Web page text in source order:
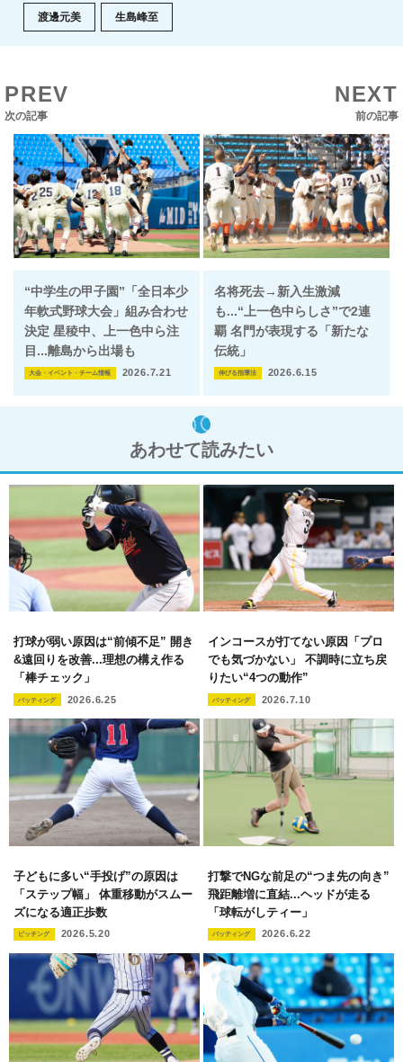
渡邊元美 生島峰至
PREV
次の記事
NEXT
前の記事
“中学生の甲子園”「全日本少
年軟式野球大会」組み合わせ
決定 星稜中、上一色中ら注
目...離島から出場も
大会・イベント・チーム情報 2026.7.21
名将死去→新入生激減
も...“上一色中らしさ”で2連
覇 名門が表現する「新たな
伝統」
伸びる指導法 2026.6.15
あわせて読みたい
打球が弱い原因は“前傾不足” 開き
&遠回りを改善...理想の構え作る
「棒チェック」
バッティング 2026.6.25
インコースが打てない原因「プロ
でも気づかない」 不調時に立ち戻
りたい“4つの動作”
バッティング 2026.7.10
子どもに多い“手投げ”の原因は
「ステップ幅」 体重移動がスムー
ズになる適正歩数
ピッチング 2026.5.20
打撃でNGな前足の“つま先の向き”
飛距離増に直結...ヘッドが走る
「球転がしティー」
バッティング 2026.6.22